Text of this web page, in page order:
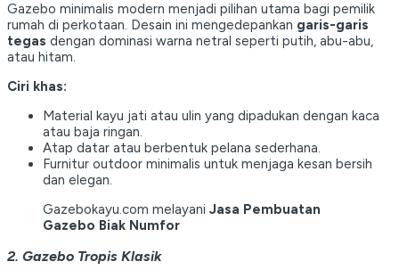
Gazebo minimalis modern menjadi pilihan utama bagi pemilik
rumah di perkotaan. Desain ini mengedepankan garis-garis
tegas dengan dominasi warna netral seperti putih, abu-abu,
atau hitam.
Ciri khas:
Material kayu jati atau ulin yang dipadukan dengan kaca
atau baja ringan.
Atap datar atau berbentuk pelana sederhana.
Furnitur outdoor minimalis untuk menjaga kesan bersih
dan elegan.
Gazebokayu.com melayani Jasa Pembuatan
Gazebo Biak Numfor
2. Gazebo Tropis Klasik